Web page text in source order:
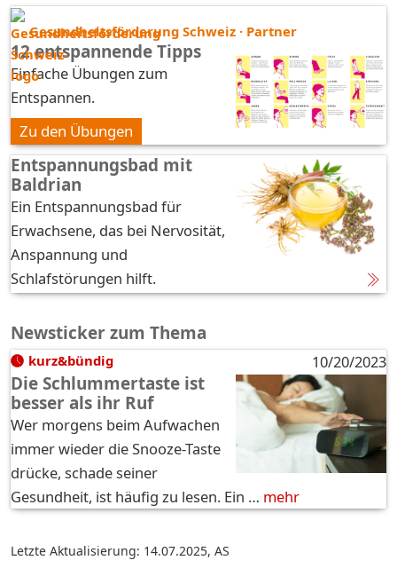
Gesundheitsförderung Schweiz · Partner
12 entspannende Tipps
Einfache Übungen zum
Entspannen.
Zu den Übungen
Entspannungsbad mit
Baldrian
Ein Entspannungsbad für
Erwachsene, das bei Nervosität,
Anspannung und
Schlafstörungen hilft.
Newsticker zum Thema
kurz&bündig 10/20/2023
Die Schlummertaste ist
besser als ihr Ruf
Wer morgens beim Aufwachen
immer wieder die Snooze-Taste
drücke, schade seiner
Gesundheit, ist häufig zu lesen. Ein … mehr
Letzte Aktualisierung: 14.07.2025, AS